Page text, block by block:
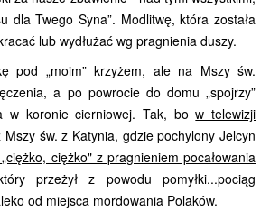
dla Twego Syna”. Modlitwę, która została
lub wydłużać wg pragnienia duszy.
pod „moim” krzyżem, ale na Mszy św.
a po powrocie do domu „spojrzy”
w koronie cierniowej. Tak, bow telewizji
św. z Katynia, gdzie pochylony Jelcyn
ciężko" z pragnieniem pocałowania
przeżył z powodu pomyłki...pociąg
od miejsca mordowania Polaków.